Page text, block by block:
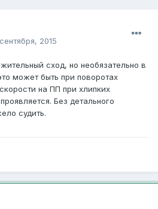
2015
сход, но необязательно в
может быть при поворотах
на ПП при хлипких
Без детального
судить.